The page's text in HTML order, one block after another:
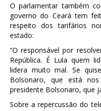
O parlamentar também
governo do Ceará tem
respeito dos tarifários
estado:
“O responsável por
República. É Lula quem
lidera muito mal. Se
Bolsonaro, que está
presidente Bolsonaro, que
Sobre a repercussão do